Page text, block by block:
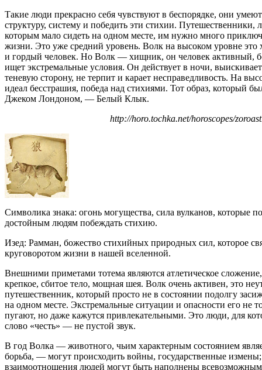
Такие люди прекрасно себя чувствуют в беспорядке, они умеют
структуру, систему и победить эти стихии. Путешественники,
которым мало сидеть на одном месте, им нужно много
жизни. Это уже средний уровень. Волк на высоком уровне это
и гордый человек. Но Волк — хищник, он человек активный,
ищет экстремальные условия. Он действует в ночи, выискивает
теневую сторону, не терпит и карает несправедливость. На
идеал бесстрашия, победа над стихиями. Тот образ, который
Джеком Лондоном, — Белый Клык.
http://horo.tochka.net/horoscopes/
Символика знака: огонь могущества, сила вулканов, которые
достойным людям побеждать стихию.
Изед: Рамман, божество стихийных природных сил, которое
круговоротом жизни в нашей вселенной.
Внешними приметами тотема являются атлетическое сложение,
крепкое, сбитое тело, мощная шея. Волк очень активен, это
путешественник, который просто не в состоянии подолгу
на одном месте. Экстремальные ситуации и опасности его не
пугают, но даже кажутся привлекательными. Это люди, для
слово «честь» — не пустой звук.
В год Волка — животного, чьим характерным состоянием
борьба, — могут происходить войны, государственные измены;
взаимоотношения людей могут быть наполнены